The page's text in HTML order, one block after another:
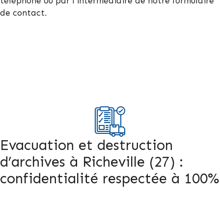
de contact.
Evacuation et destruction
d’archives à Richeville (27) :
confidentialité respectée à 100%